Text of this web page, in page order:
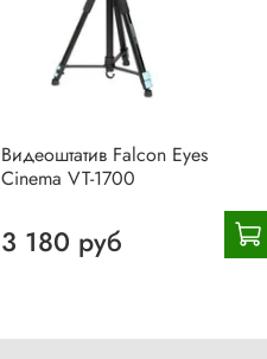
Видеоштатив Falcon Eyes
Cinema VT-1700
3 180 руб